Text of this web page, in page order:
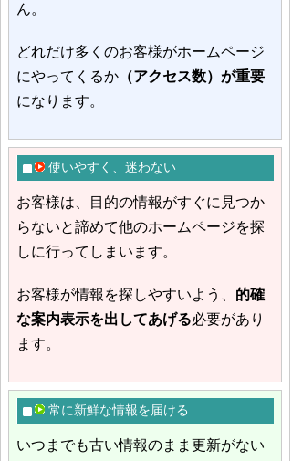
ん。
どれだけ多くのお客様がホームページ
にやってくるか （アクセス数）が重要
になります。
使いやすく、迷わない
お客様は、目的の情報がすぐに見つか
らないと諦めて他のホームページを探
しに行ってしまいます。
お客様が情報を探しやすいよう、 的確
な案内表示を出してあげる必要があり
ます。
常に新鮮な情報を届ける
いつまでも古い情報のまま更新がない